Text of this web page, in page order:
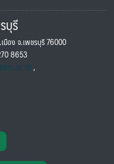
บุรี
มือง จ.เพชรบุรี 76000
8653
,